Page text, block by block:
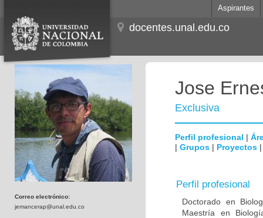
Aspirantes
docentes.unal.edu.co
Correo electrónico:
jemancerap@unal.edu.co
Jose
Exclusiva
Perfil profesional |
| Grupos | Proyectos
Perfil profesional
Doctorado en
Maestría en